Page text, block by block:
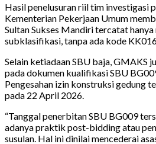
Hasil penelusuran riil tim investigasi
Kementerian Pekerjaan Umum
Sultan Sukses Mandiri tercatat
subklasifikasi, tanpa ada kode
Selain ketiadaan SBU baja, GMAKS
pada dokumen kualifikasi SBU
Pengesahan izin konstruksi gedung
pada 22 April 2026.
“Tanggal penerbitan SBU BG009
adanya praktik post-bidding atau
susulan. Hal ini dinilai mencederai